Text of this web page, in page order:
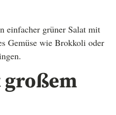
einfacher grüner Salat mit
Gemüse wie Brokkoli oder
großem